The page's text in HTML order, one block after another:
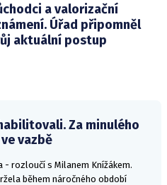
a valorizační
Úřad připomněl
aktuální postup
Za minulého
vazbě
- rozloučí s Milanem Knížákem.
během náročného období